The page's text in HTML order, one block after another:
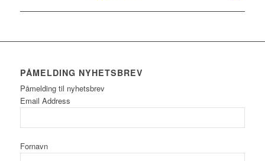
PÅMELDING NYHETSBREV
Påmelding til nyhetsbrev
Email Address
Fornavn